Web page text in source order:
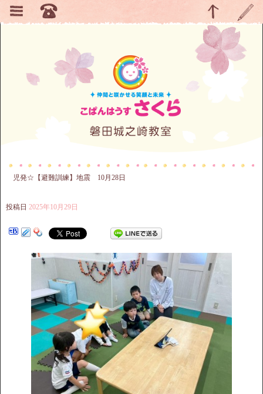
児発☆【避難訓練】地震 10月28日
投稿日 2025年10月29日